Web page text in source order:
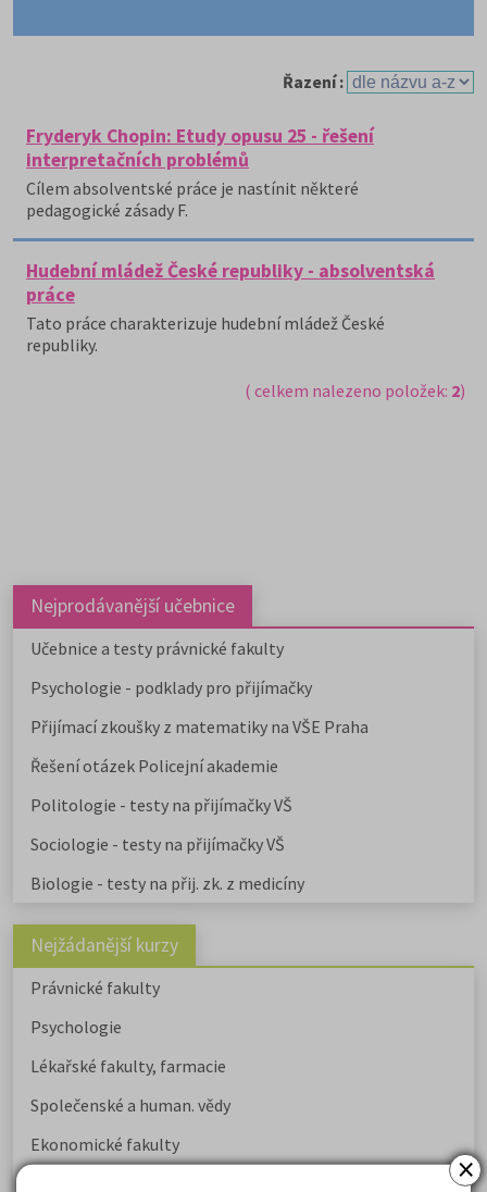
×
Řazení :
Fryderyk Chopin: Etudy opusu 25 - řešení
interpretačních problémů
Cílem absolventské práce je nastínit některé
pedagogické zásady F.
Hudební mládež České republiky - absolventská
práce
Tato práce charakterizuje hudební mládež České
republiky.
( celkem nalezeno položek: 2)
Nejprodávanější učebnice
Učebnice a testy právnické fakulty
Psychologie - podklady pro přijímačky
Přijímací zkoušky z matematiky na VŠE Praha
Řešení otázek Policejní akademie
Politologie - testy na přijímačky VŠ
Sociologie - testy na přijímačky VŠ
Biologie - testy na přij. zk. z medicíny
Nejžádanější kurzy
Právnické fakulty
Psychologie
Lékařské fakulty, farmacie
Společenské a human. vědy
Ekonomické fakulty